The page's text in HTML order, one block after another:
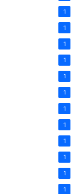
1
1
1
1
1
1
1
1
1
1
1
1